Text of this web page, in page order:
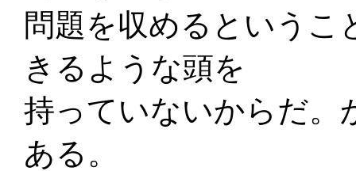
問題を収めるというこ
きるような頭を
持っていないからだ。
ある。